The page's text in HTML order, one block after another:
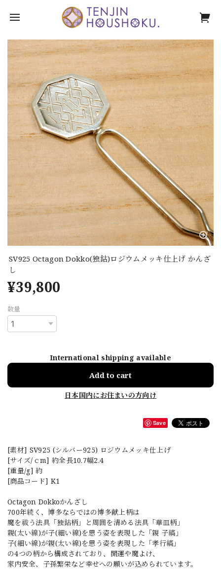
SV925 Octagon Dokko(独鈷)ロジウムメッキ仕上げ かんざ
し
¥39,800
数量
International shipping available
Add to cart
日本国内にお住まいの方向け
Save
[素材] SV925 (シルバー925) ロジウムメッキ仕上げ
[サイズ/ｃm] 約全長10.7幅2.4
[重量/g] 約
[商品コード] K1
Octagon Dokkoかんざし
700年続く、博多ならではの博多献上柄は
魔を祓う法具「独鈷柄」と周囲を清める法具「華皿柄」
親(太い線)が子(細い線)を思う姿を表現した「親 子縞」
子(細い線)が親(太い線)を思う姿を表現した「孝行縞」
の4つの柄から構成されており、開運や魔よけ、
家内安全、子孫繁栄など幸せへの願いが込められています。